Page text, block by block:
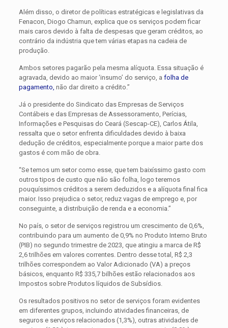
Além disso, o diretor de políticas estratégicas e legislativas da
Fenacon, Diogo Chamun, explica que os serviços podem ficar
mais caros devido à falta de despesas que geram créditos, ao
contrário da indústria que tem várias etapas na cadeia de
produção.
Ambos setores pagarão pela mesma alíquota. Essa situação é
agravada, devido ao maior ‘insumo’ do serviço, a folha de
pagamento, não dar direito a crédito.”
Já o presidente do Sindicato das Empresas de Serviços
Contábeis e das Empresas de Assessoramento, Perícias,
Informações e Pesquisas do Ceará (Sescap-CE), Carlos Átila,
ressalta que o setor enfrenta dificuldades devido à baixa
dedução de créditos, especialmente porque a maior parte dos
gastos é com mão de obra.
“Se temos um setor como esse, que tem baixíssimo gasto com
outros tipos de custo que não são folha, logo teremos
pouquíssimos créditos a serem deduzidos e a alíquota final fica
maior. Isso prejudica o setor, reduz vagas de emprego e, por
conseguinte, a distribuição de renda e a economia.”
No país, o setor de serviços registrou um crescimento de 0,6%,
contribuindo para um aumento de 0,9% no Produto Interno Bruto
(PIB) no segundo trimestre de 2023, que atingiu a marca de R$
2,6 trilhões em valores correntes. Dentro desse total, R$ 2,3
trilhões correspondem ao Valor Adicionado (VA) a preços
básicos, enquanto R$ 335,7 bilhões estão relacionados aos
Impostos sobre Produtos líquidos de Subsídios.
Os resultados positivos no setor de serviços foram evidentes
em diferentes grupos, incluindo atividades financeiras, de
seguros e serviços relacionados (1,3%), outras atividades de